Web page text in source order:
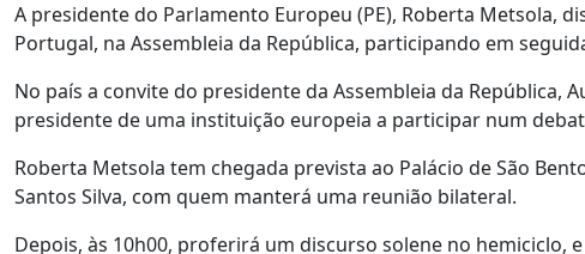
A presidente do Parlamento Europeu (PE), Roberta Metsola,
Portugal, na Assembleia da República, participando em
No país a convite do presidente da Assembleia da República,
presidente de uma instituição europeia a participar num
Roberta Metsola tem chegada prevista ao Palácio de São
Santos Silva, com quem manterá uma reunião bilateral.
Depois, às 10h00, proferirá um discurso solene no